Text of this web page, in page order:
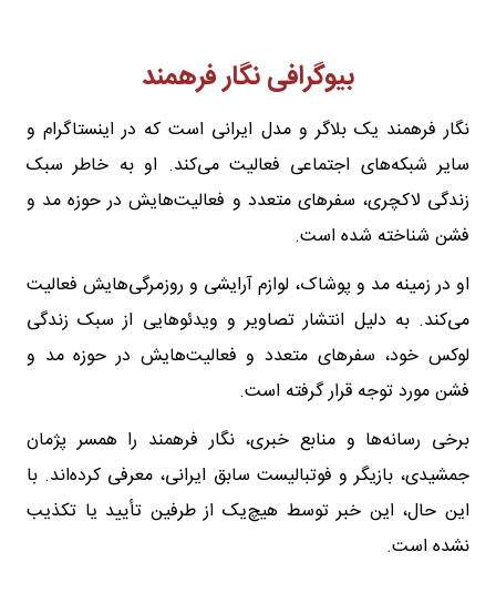
بیوگرافی نگار فرهمند
نگار فرهمند یک بلاگر و مدل ایرانی است که در اینستاگرام و
سایر شبکه‌های اجتماعی فعالیت می‌کند. او به خاطر سبک
زندگی لاکچری، سفرهای متعدد و فعالیت‌هایش در حوزه مد و
فشن شناخته شده است.
او در زمینه مد و پوشاک، لوازم آرایشی و روزمرگی‌هایش فعالیت
می‌کند. به دلیل انتشار تصاویر و ویدئوهایی از سبک زندگی
لوکس خود، سفرهای متعدد و فعالیت‌هایش در حوزه مد و
فشن مورد توجه قرار گرفته است.
برخی رسانه‌ها و منابع خبری، نگار فرهمند را همسر پژمان
جمشیدی، بازیگر و فوتبالیست سابق ایرانی، معرفی کرده‌اند. با
این حال، این خبر توسط هیچ‌یک از طرفین تأیید یا تکذیب
نشده است.